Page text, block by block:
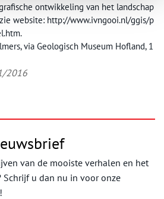
ontwikkeling van het landschap
zie website: http://www.ivngooi.nl/ggis/p
via Geologisch Museum Hofland, 1
2016
van de mooiste verhalen en het
Schrijf u dan nu in voor onze